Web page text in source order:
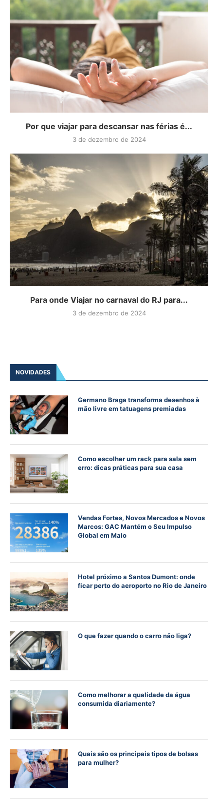
Por que viajar para descansar nas férias é...
3 de dezembro de 2024
Para onde Viajar no carnaval do RJ para...
3 de dezembro de 2024
NOVIDADES
Germano Braga transforma desenhos à
mão livre em tatuagens premiadas
Como escolher um rack para sala sem
erro: dicas práticas para sua casa
Vendas Fortes, Novos Mercados e Novos
Marcos: GAC Mantém o Seu Impulso
Global em Maio
Hotel próximo a Santos Dumont: onde
ficar perto do aeroporto no Rio de Janeiro
O que fazer quando o carro não liga?
Como melhorar a qualidade da água
consumida diariamente?
Quais são os principais tipos de bolsas
para mulher?